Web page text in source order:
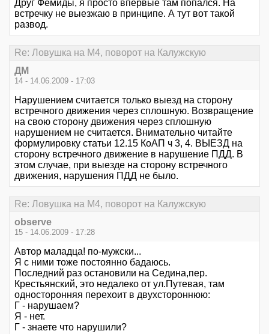
Друг Фемиды, я просто впервые там попался. На
встречку не выезжаю в принципе. А тут вот такой
развод.
Re: Ловушка на М4, поворот на Калужскую
ДМ
14 - 14.06.2009 - 17:03
Нарушением считается только выезд на сторону
встречного движения через сплошную. Возвращение
на свою сторону движения через сплошную
нарушением не считается. Внимательно читайте
формулировку статьи 12.15 КоАП ч 3, 4. ВЫЕЗД на
сторону встречного движение в нарушение ПДД. В
этом случае, при выезде на сторону встречного
движения, нарушения ПДД не было.
Re: Ловушка на М4, поворот на Калужскую
observe
15 - 14.06.2009 - 17:28
Автор маладца! по-мужски...
Я с ними тоже постоянно бадаюсь.
Последний раз остановили на Седина,пер.
Крестьянский, это недалеко от ул.Путевая, там
односторонняя перехоит в двухстороннюю:
Г - нарушаем?
Я - нет.
Г - знаете что нарушили?